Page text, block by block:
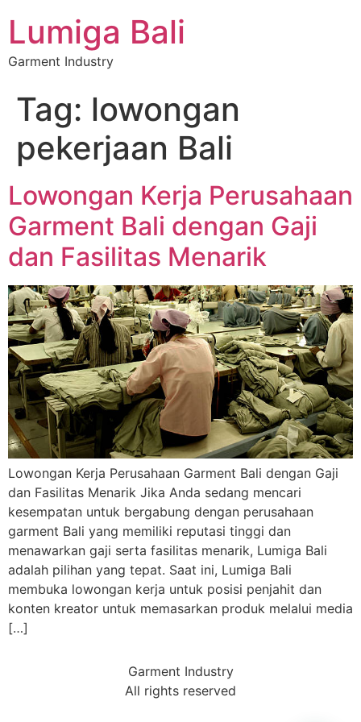
Lumiga Bali
Garment Industry
Tag: lowongan
pekerjaan Bali
Lowongan Kerja Perusahaan
Garment Bali dengan Gaji
dan Fasilitas Menarik
Lowongan Kerja Perusahaan Garment Bali dengan Gaji
dan Fasilitas Menarik Jika Anda sedang mencari
kesempatan untuk bergabung dengan perusahaan
garment Bali yang memiliki reputasi tinggi dan
menawarkan gaji serta fasilitas menarik, Lumiga Bali
adalah pilihan yang tepat. Saat ini, Lumiga Bali
membuka lowongan kerja untuk posisi penjahit dan
konten kreator untuk memasarkan produk melalui media
[…]
Garment Industry
All rights reserved